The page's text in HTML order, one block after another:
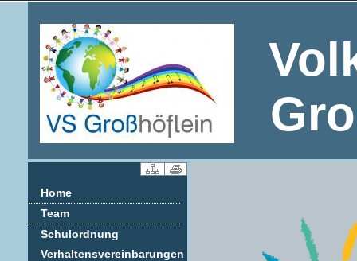
Home
Team
Schulordnung
Verhaltensvereinbarungen